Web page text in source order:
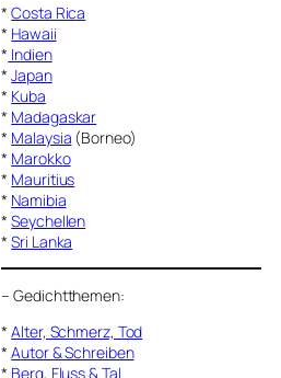
*Costa Rica
* Hawaii
* Indien
*Japan
* Kuba
* Madagaskar
* Malaysia (Borneo)
* Marokko
* Mauritius
* Namibia
*Seychellen
*Sri Lanka
–Gedichtthemen:
*Alter, Schmerz, Tod
*Autor & Schreiben
* Berg, Fluss & Tal